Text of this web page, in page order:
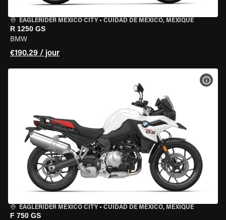
EAGLERIDER MEXICO CITY • CUIDAD DE MEXICO, MEXIQUE
R 1250 GS
BMW
€190.29 / jour
EAGLERIDER MEXICO CITY • CUIDAD DE MEXICO, MEXIQUE
F 750 GS